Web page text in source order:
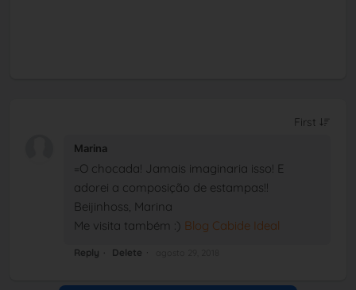
Marina
=O chocada! Jamais imaginaria isso! E
adorei a composição de estampas!!
Beijinhoss, Marina
Me visita também :) Blog Cabide Ideal
Reply Delete